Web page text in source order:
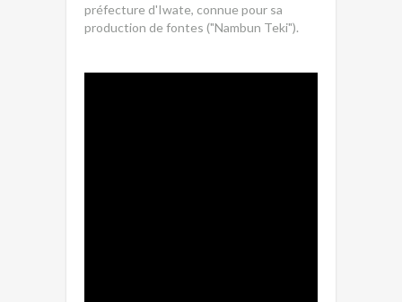
préfecture d'Iwate, connue pour sa
production de fontes ("Nambun Teki").